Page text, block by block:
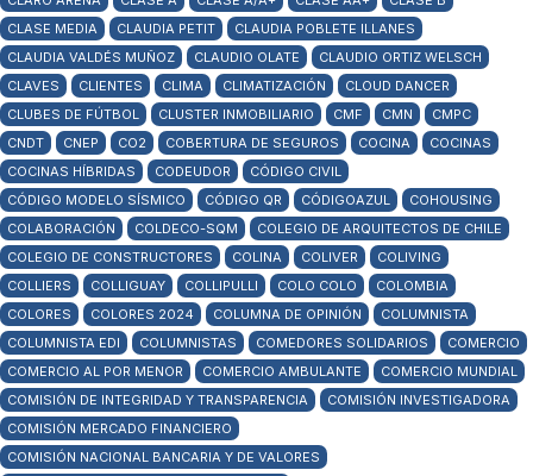
CLASE MEDIA
CLAUDIA PETIT
CLAUDIA POBLETE ILLANES
CLAUDIA VALDÉS MUÑOZ
CLAUDIO OLATE
CLAUDIO ORTIZ WELSCH
CLAVES
CLIENTES CLIMA CLIMATIZACIÓN
CLOUD DANCER
CLUBES DE FÚTBOL
CLUSTER INMOBILIARIO CMF CMN
CMPC
CNDT
CNEP CO2 COBERTURA DE SEGUROS COCINA
COCINAS
COCINAS HÍBRIDAS
CODEUDOR
CÓDIGO CIVIL
CÓDIGO MODELO SÍSMICO
CÓDIGO QR CÓDIGOAZUL
COHOUSING
COLABORACIÓN
COLDECO-SQM
COLEGIO DE ARQUITECTOS DE CHILE
COLEGIO DE CONSTRUCTORES
COLINA COLIVER
COLIVING
COLLIERS
COLLIGUAY COLLIPULLI COLO COLO
COLOMBIA
COLORES
COLORES 2024 COLUMNA DE OPINIÓN
COLUMNISTA
COLUMNISTA EDI
COLUMNISTAS COMEDORES SOLIDARIOS
COMERCIO
COMERCIO AL POR MENOR
COMERCIO AMBULANTE
COMERCIO MUNDIAL
COMISIÓN DE INTEGRIDAD Y TRANSPARENCIA
COMISIÓN INVESTIGADORA
COMISIÓN MERCADO FINANCIERO
COMISIÓN NACIONAL BANCARIA Y DE VALORES